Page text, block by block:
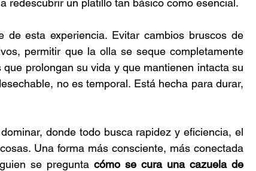
redescubrir un platillo tan básico como esencial.
de esta experiencia. Evitar cambios bruscos de
permitir que la olla se seque completamente
prolongan su vida y que mantienen intacta su
no es temporal. Está hecha para durar,
donde todo busca rapidez y eficiencia, el
Una forma más consciente, más conectada
se pregunta cómo se cura una cazuela de